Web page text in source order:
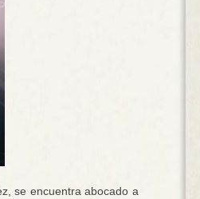
se encuentra abocado a